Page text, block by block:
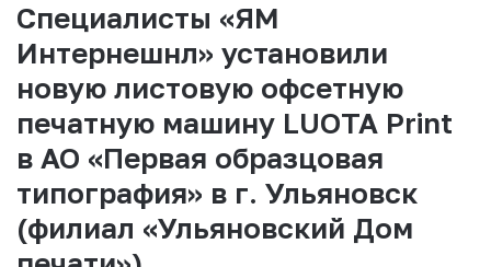
Специалисты «ЯМ
Интернешнл» установили
новую листовую офсетную
печатную машину LUOTA Print
в АО «Первая образцовая
типография» в г. Ульяновск
(филиал «Ульяновский Дом